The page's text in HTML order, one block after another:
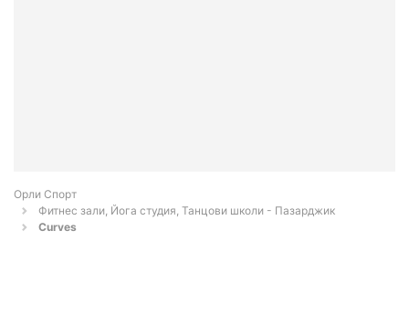
Орли Спорт
Фитнес зали, Йога студия, Танцови школи - Пазарджик
Curves